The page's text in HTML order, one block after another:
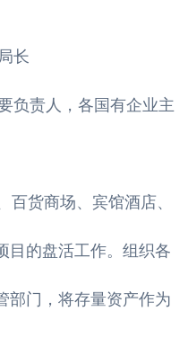
长
责人，各国有企业主
货商场、宾馆酒店、
目的盘活工作。组织各
部门，将存量资产作为